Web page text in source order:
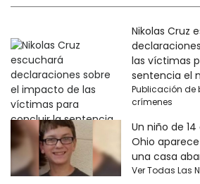
Nikolas Cruz
las víctimas
sentencia el
Publicación de
crímenes
Un niño de
Ohio
una casa
Ver Todas Las